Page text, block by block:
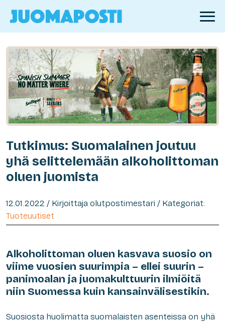
Tutkimus: Suomalainen joutuu
yhä selittelemään alkoholittoman
oluen juomista
12.01.2022 / Kirjoittaja olutpostimestari / Kategoriat:
Tuoteuutiset
Alkoholittoman oluen kasvava suosio on
viime vuosien suurimpia – ellei suurin –
panimoalan ja juomakulttuurin ilmiöitä
niin Suomessa kuin kansainvälisestikin.
Suosiosta huolimatta suomalaisten asenteissa on yhä